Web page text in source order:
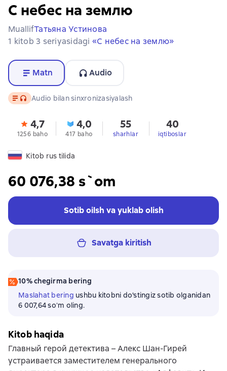
С небес на землю
MuallifТатьяна Устинова
1 kitob 3 seriyasidagi «С небес на землю»
Matn Audio
Matn, audio format mavjud
Audio bilan sinxronizasiyalash
4,7
1256 baho
4,0
417 baho
55
sharhlar
40
iqtiboslar
Kitob rus tilida
60 076,38 s`om
Sotib oilsh va yuklab olish
Savatga kiritish
10% chegirma bering
Maslahat bering ushbu kitobni do'stingiz sotib olganidan
6 007,64 soʻm oling.
Kitob haqida
Главный герой детектива – Алекс Шан-Гирей
устраивается заместителем генерального